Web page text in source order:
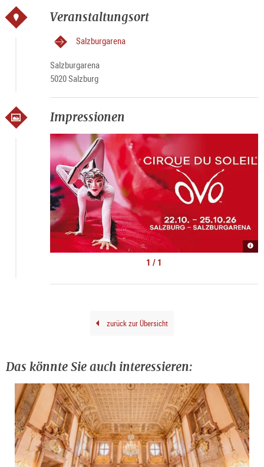
Veranstaltungsort
Salzburgarena
Salzburgarena
5020 Salzburg
Impressionen
1 / 1
zurück zur Übersicht
Das könnte Sie auch interessieren: